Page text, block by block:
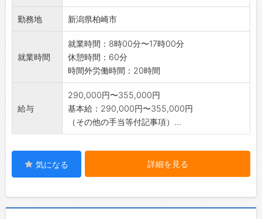
勤務地 新潟県柏崎市
就業時間
就業時間：8時00分〜17時00分
休憩時間：60分
時間外労働時間：20時間
給与
290,000円〜355,000円
基本給：290,000円〜355,000円
（その他の手当等付記事項）...
気になる 詳細を見る